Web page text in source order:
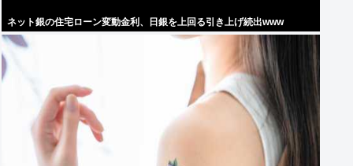
ネット銀の住宅ローン変動金利、日銀を上回る引き上げ続出www